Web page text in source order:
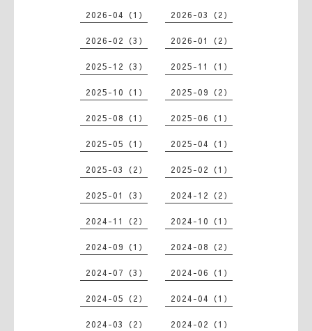
2026-04（1） 2026-03（2）
2026-02（3） 2026-01（2）
2025-12（3） 2025-11（1）
2025-10（1） 2025-09（2）
2025-08（1） 2025-06（1）
2025-05（1） 2025-04（1）
2025-03（2） 2025-02（1）
2025-01（3） 2024-12（2）
2024-11（2） 2024-10（1）
2024-09（1） 2024-08（2）
2024-07（3） 2024-06（1）
2024-05（2） 2024-04（1）
2024-03（2） 2024-02（1）